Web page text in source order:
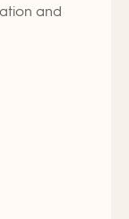
and